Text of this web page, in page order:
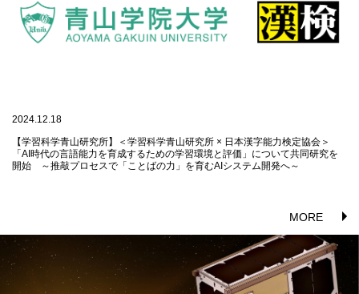
2024.12.18
【学習科学青山研究所】＜学習科学青山研究所 × 日本漢字能力検定協会＞
「AI時代の言語能力を育成するための学習環境と評価」について共同研究を
開始 ～推敲プロセスで「ことばの力」を育むAIシステム開発へ～
MORE